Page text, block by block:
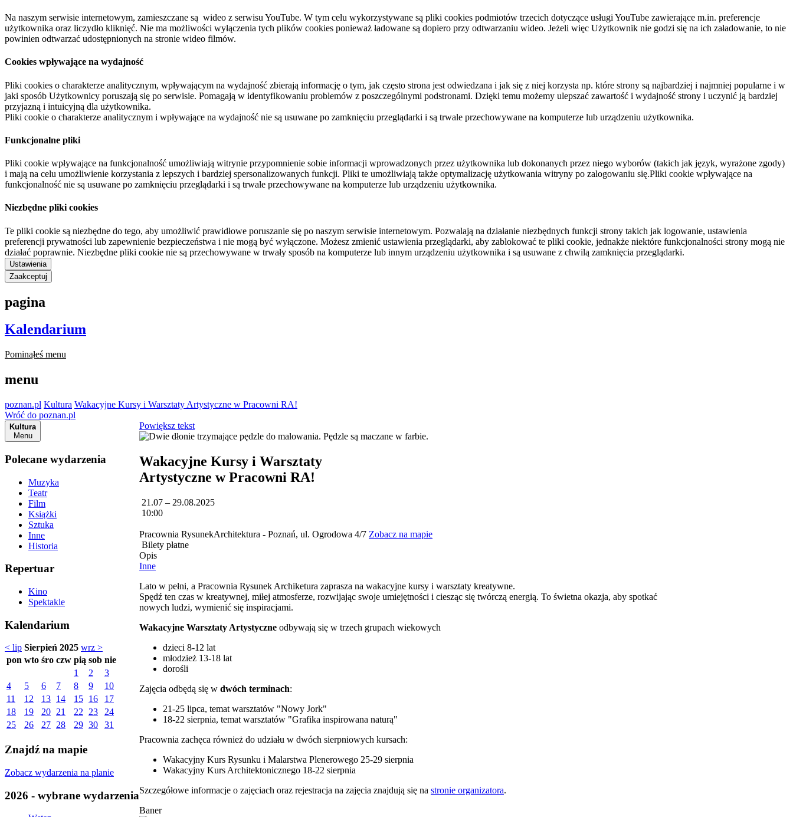
Na naszym serwisie internetowym, zamieszczane są wideo z serwisu YouTube. W tym celu wykorzystywane są pliki cookies podmiotów trzecich dotyczące usługi YouTube zawierające m.in. preferencje
użytkownika oraz liczydło kliknięć. Nie ma możliwości wyłączenia tych plików cookies ponieważ ładowane są dopiero przy odtwarzaniu wideo. Jeżeli więc Użytkownik nie godzi się na ich załadowanie, to nie
powinien odtwarzać udostępnionych na stronie wideo filmów.
Cookies wpływające na wydajność
Pliki cookies o charakterze analitycznym, wpływającym na wydajność zbierają informację o tym, jak często strona jest odwiedzana i jak się z niej korzysta np. które strony są najbardziej i najmniej popularne i w
jaki sposób Użytkownicy poruszają się po serwisie. Pomagają w identyfikowaniu problemów z poszczególnymi podstronami. Dzięki temu możemy ulepszać zawartość i wydajność strony i uczynić ją bardziej
przyjazną i intuicyjną dla użytkownika.
Pliki cookie o charakterze analitycznym i wpływające na wydajność nie są usuwane po zamknięciu przeglądarki i są trwale przechowywane na komputerze lub urządzeniu użytkownika.
Funkcjonalne pliki
Pliki cookie wpływające na funkcjonalność umożliwiają witrynie przypomnienie sobie informacji wprowadzonych przez użytkownika lub dokonanych przez niego wyborów (takich jak język, wyrażone zgody)
i mają na celu umożliwienie korzystania z lepszych i bardziej spersonalizowanych funkcji. Pliki te umożliwiają także optymalizację użytkowania witryny po zalogowaniu się.Pliki cookie wpływające na
funkcjonalność nie są usuwane po zamknięciu przeglądarki i są trwale przechowywane na komputerze lub urządzeniu użytkownika.
Niezbędne pliki cookies
Te pliki cookie są niezbędne do tego, aby umożliwić prawidłowe poruszanie się po naszym serwisie internetowym. Pozwalają na działanie niezbędnych funkcji strony takich jak logowanie, ustawienia
preferencji prywatności lub zapewnienie bezpieczeństwa i nie mogą być wyłączone. Możesz zmienić ustawienia przeglądarki, aby zablokować te pliki cookie, jednakże niektóre funkcjonalności strony mogą nie
działać poprawnie. Niezbędne pliki cookie nie są przechowywane w trwały sposób na komputerze lub innym urządzeniu użytkownika i są usuwane z chwilą zamknięcia przeglądarki.
Ustawienia
Zaakceptuj
pagina
Kalendarium
Pominąłeś menu
menu
poznan.pl Kultura Wakacyjne Kursy i Warsztaty Artystyczne w Pracowni RA!
Wróć do poznan.pl
Kultura
Menu
Polecane wydarzenia
Muzyka
Teatr
Film
Książki
Sztuka
Inne
Historia
Repertuar
Kino
Spektakle
Kalendarium
< lip Sierpień 2025 wrz >
pon wto śro czw pią sob nie
1
2
3
4
5 6 7 8 9
10
11
12 13 14 15 16
17
18
19 20 21 22 23
24
25
26 27 28 29 30 31
Znajdź na mapie
Zobacz wydarzenia na planie
2026 - wybrane wydarzenia
Powiększ tekst
Wakacyjne Kursy i Warsztaty
Artystyczne w Pracowni RA!
21.07 – 29.08.2025
10:00
Pracownia RysunekArchitektura - Poznań, ul. Ogrodowa 4/7 Zobacz na mapie
Bilety płatne
Opis
Inne
Lato w pełni, a Pracownia Rysunek Archiketura zaprasza na wakacyjne kursy i warsztaty kreatywne.
Spędź ten czas w kreatywnej, miłej atmosferze, rozwijając swoje umiejętności i ciesząc się twórczą energią. To świetna okazja, aby spotkać
nowych ludzi, wymienić się inspiracjami.
Wakacyjne Warsztaty Artystyczne odbywają się w trzech grupach wiekowych
dzieci 8-12 lat
młodzież 13-18 lat
dorośli
Zajęcia odbędą się w dwóch terminach:
21-25 lipca, temat warsztatów "Nowy Jork"
18-22 sierpnia, temat warsztatów "Grafika inspirowana naturą"
Pracownia zachęca również do udziału w dwóch sierpniowych kursach:
Wakacyjny Kurs Rysunku i Malarstwa Plenerowego 25-29 sierpnia
Wakacyjny Kurs Architektonicznego 18-22 sierpnia
Szczegółowe informacje o zajęciach oraz rejestracja na zajęcia znajdują się na stronie organizatora.
Baner